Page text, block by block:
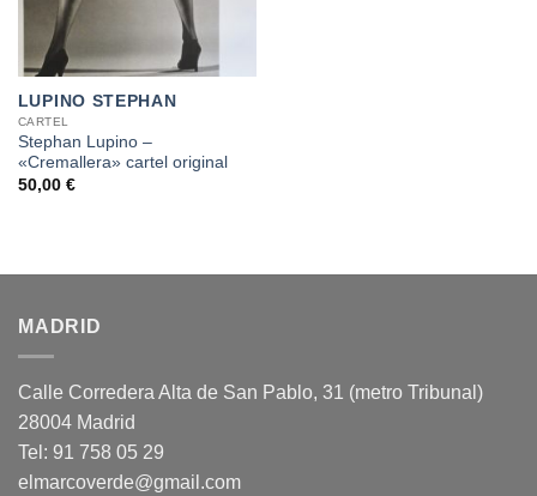
LUPINO STEPHAN
CARTEL
Stephan Lupino –
«Cremallera» cartel original
50,00 €
MADRID
Calle Corredera Alta de San Pablo, 31 (metro Tribunal)
28004 Madrid
Tel: 91 758 05 29
elmarcoverde@gmail.com